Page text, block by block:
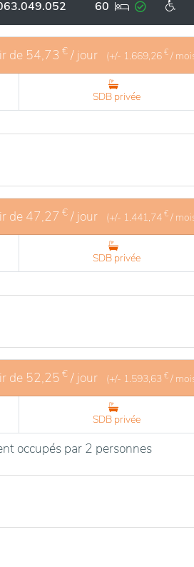
60
de 54,73 € / jour (+/- 1.669,26 € /
SDB privée
de 47,27 € / jour (+/- 1.441,74 € /
SDB privée
de 52,25 € / jour (+/- 1.593,63 € /
SDB privée
occupés par 2 personnes